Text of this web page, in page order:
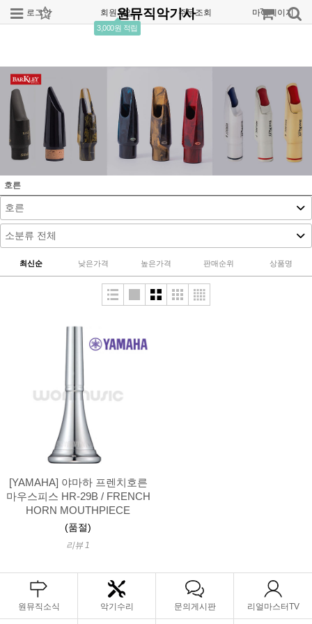
로그인 회원가입
3,000원 적립
주문조회 마이페이지
원뮤직악기사
호른
최신순 낮은가격 높은가격 판매순위 상품명
[YAMAHA] 야마하 프렌치호른
마우스피스 HR-29B / FRENCH
HORN MOUTHPIECE
(품절)
리뷰 1
원뮤직소식 악기수리 문의게시판 리얼마스터TV